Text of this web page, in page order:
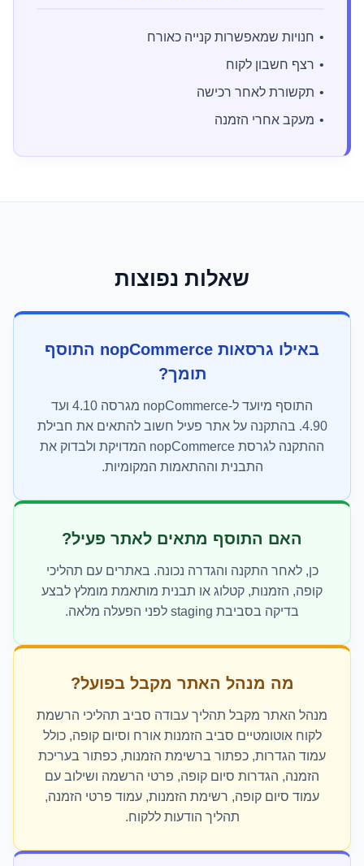
חנויות שמאפשרות קנייה כאורח
רצף חשבון לקוח
תקשורת לאחר רכישה
מעקב אחרי הזמנה
שאלות נפוצות
באילו גרסאות nopCommerce התוסף
תומך?
התוסף מיועד ל-nopCommerce מגרסה 4.10 ועד
4.90. בהתקנה על אתר פעיל חשוב להתאים את חבילת
ההתקנה לגרסת nopCommerce המדויקת ולבדוק את
התבנית וההתאמות המקומיות.
האם התוסף מתאים לאתר פעיל?
כן, לאחר התקנה והגדרה נכונה. באתרים עם תהליכי
קופה, הזמנות, קטלוג או תבנית מותאמת מומלץ לבצע
בדיקה בסביבת staging לפני הפעלה מלאה.
מה מנהל האתר מקבל בפועל?
מנהל האתר מקבל תהליך עבודה סביב תהליכי הרשמת
לקוח אוטומטיים סביב הזמנות אורח וסיום קופה, כולל
עמוד הגדרות, כפתור ברשימת הזמנות, כפתור בעריכת
הזמנה, הגדרות סיום קופה, פרטי הרשמה ושילוב עם
עמוד סיום קופה, רשימת הזמנות, עמוד פרטי הזמנה,
תהליך הודעות ללקוח.